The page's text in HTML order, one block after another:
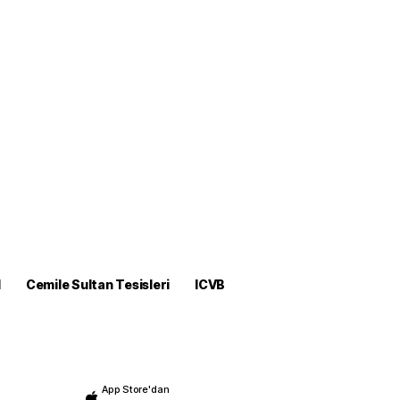
Cemile Sultan Tesisleri
ICVB
App Store'dan